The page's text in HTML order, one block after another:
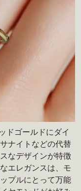
ドゴールドにダイ
ナイトなどの代替
なデザインが特徴
エレガンスは、モ
プルにとって万能